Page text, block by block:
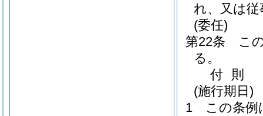
れ、又は
(委任)
第22条
こ
る。
付 則
(施行期日)
1
この条例